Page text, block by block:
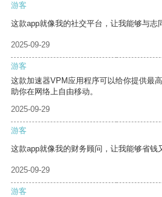
游客
这款app就像我的社交平台，让我能够与志
2025-09-29
游客
这款加速器VPM应用程序可以给你提供最
助你在网络上自由移动。
2025-09-29
游客
这款app就像我的财务顾问，让我能够省钱
2025-09-29
游客